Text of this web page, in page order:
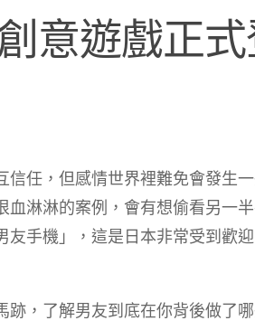
意遊戲正
任，但感情世界裡難免會發生
淋淋的案例，會有想偷看另一
手機」，這是日本非常受到歡
，了解男友到底在你背後做了